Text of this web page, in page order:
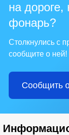
на дороге,
фонарь?
Столкнулись с
сообщите о ней!
Сообщить